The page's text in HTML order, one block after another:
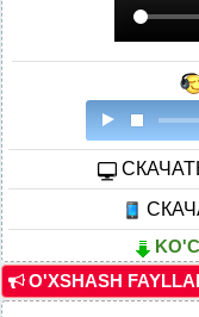
O'XSHASH